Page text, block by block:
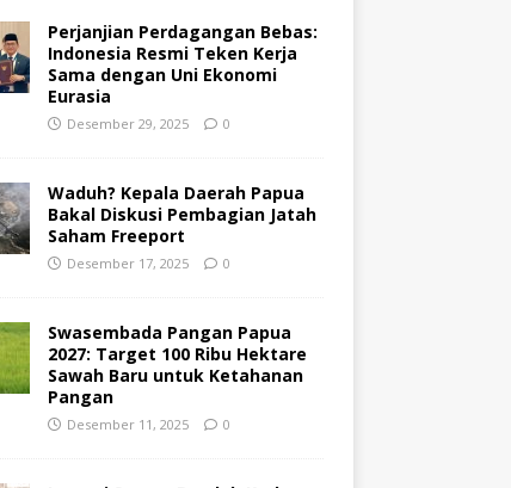
Perjanjian Perdagangan Bebas:
Indonesia Resmi Teken Kerja
Sama dengan Uni Ekonomi
Eurasia
Desember 29, 2025 0
Waduh? Kepala Daerah Papua
Bakal Diskusi Pembagian Jatah
Saham Freeport
Desember 17, 2025 0
Swasembada Pangan Papua
2027: Target 100 Ribu Hektare
Sawah Baru untuk Ketahanan
Pangan
Desember 11, 2025 0